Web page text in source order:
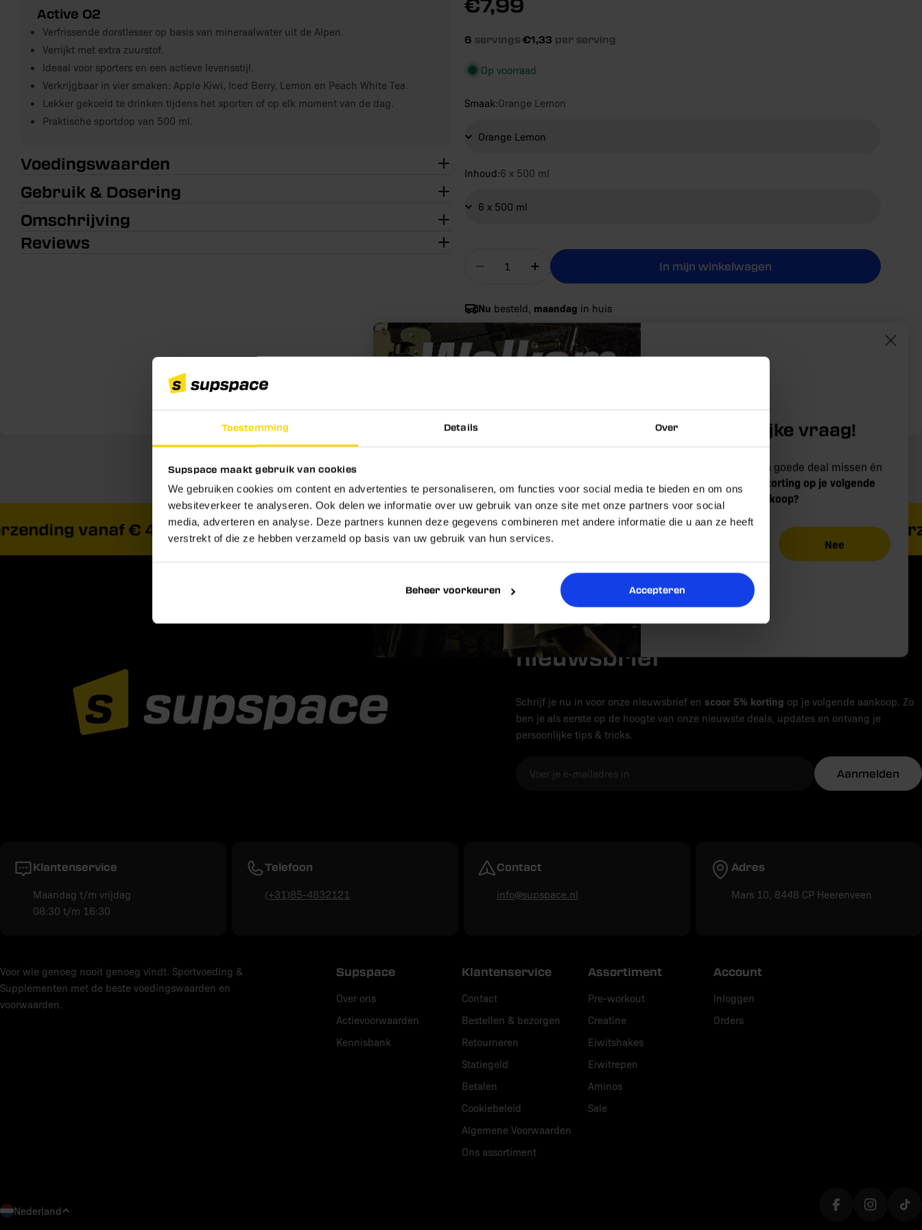
Toestemming Details Over
Supspace maakt gebruik van cookies
We gebruiken cookies om content en advertenties te personaliseren, om functies voor social media te bieden en om ons
websiteverkeer te analyseren. Ook delen we informatie over uw gebruik van onze site met onze partners voor social
media, adverteren en analyse. Deze partners kunnen deze gegevens combineren met andere informatie die u aan ze heeft
verstrekt of die ze hebben verzameld op basis van uw gebruik van hun services.
Beheer voorkeuren Accepteren
Active O2
Verfrissende dorstlesser op basis van mineraalwater uit de Alpen.
Verrijkt met extra zuurstof.
Ideaal voor sporters en een actieve levensstijl.
Verkrijgbaar in vier smaken: Apple Kiwi, Iced Berry, Lemon en Peach White Tea.
Lekker gekoeld te drinken tijdens het sporten of op elk moment van de dag.
Praktische sportdop van 500 ml.
Voedingswaarden
Gebruik & Dosering
Omschrijving
Reviews
prijs
6 servings·€1,33 per serving
Op voorraad
Smaak:Orange Lemon
Inhoud:6 x 500 ml
Aantal verlagen voor Active O2
Aantal verhogen voor Active O2
In mijn winkelwagen
Nu besteld, maandag in huis
Gratis verzending vanaf € 40,-
100+verschillende merken
vanaf € 40,- Vandaag besteld, morgen in huis 100+ verschillende merken Gratis
Meld je aan voor onze
nieuwsbrief
Schrijf je nu in voor onze nieuwsbrief en scoor 5% korting op je volgende aankoop. Zo
ben je als eerste op de hoogte van onze nieuwste deals, updates en ontvang je
persoonlijke tips & tricks.
mail
Aanmelden
Klantenservice
Maandag t/m vrijdag
08:30 t/m 16:30
Telefoon
(+31)85-4832121
Contact
info@supspace.nl
Adres
Mars 10, 8448 CP Heerenveen
Voor wie genoeg nooit genoeg vindt. Sportvoeding &
Supplementen met de beste voedingswaarden en
voorwaarden.
Supspace
Over ons
Actievoorwaarden
Kennisbank
Klantenservice
Contact
Bestellen & bezorgen
Retourneren
Statiegeld
Betalen
Cookiebeleid
Algemene Voorwaarden
Ons assortiment
Assortiment
Pre-workout
Creatine
Eiwitshakes
Eiwitrepen
Aminos
Sale
Account
Inloggen
Orders
LNederland Translation
Belangrijke vraag!
Wil jij nooit meer een goede deal missen én
profiteren van
5% korting op je volgende
aankoop?
Nee